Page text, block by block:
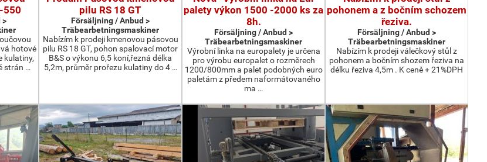
550
>
hotové
kulatiny,
strán …
pilu RS 18 GT
Försäljning / Anbud >
Träbearbetningsmaskiner
Nabízím k prodeji kmenovou pásovou
pilu RS 18 GT, pohon spalovací motor
B&S o výkonu 6,5 koní,řezná délka
5,2m, průměr prořezu kulatiny do 4 …
palety výkon 1500 -2000 ks za
8h.
Försäljning / Anbud >
Träbearbetningsmaskiner
Výrobní linka na europalety je určena
pro výrobu europalet o rozměrech
1200/800mm a palet podobných euro
paletám z předem naformátovaného
ma …
pohonem a z bočním schozem
řeziva.
Försäljning / Anbud >
Träbearbetningsmaskiner
Nabízím k prodeji válečkový stůl z
pohonem a bočním shozem řeziva na
délku řeziva 4,5m . K ceně + 21%DPH